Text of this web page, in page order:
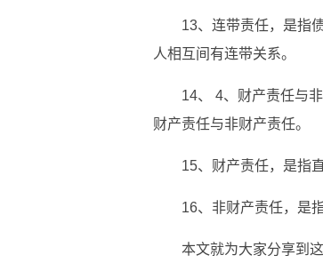
13、连带责任，是指
人相互间有连带关系。
14、 4、财产责任与
财产责任与非财产责任。
15、财产责任，是指
16、非财产责任，是
本文就为大家分享到